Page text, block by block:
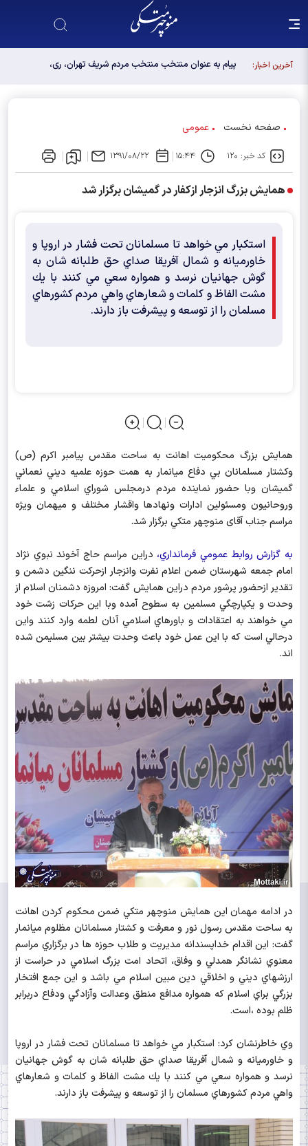
آخرین اخبار:
پیام به عنوان منتخب منتخب مردم شریف تهران، ری،
صفحه نخست عمومی
کد خبر: ۱۲۰ ۱۵:۴۴ ۱۳۹۱/۰۸/۲۲
همايش بزرگ انزجار ازكفار در گميشان برگزار شد
استكبار مي خواهد تا مسلمانان تحت فشار در اروپا و
خاورميانه و شمال آفريقا صداي حق طلبانه شان به
گوش جهانيان نرسد و همواره سعي مي كنند با يك
مشت الفاظ و كلمات و شعارهاي واهي مردم كشورهاي
مسلمان را از توسعه و پيشرفت باز دارند.
همايش بزرگ محكوميت اهانت به ساحت مقدس پيامبر اكرم (ص)
وكشتار مسلمانان بي دفاع ميانمار به همت حوزه علميه ديني نعماني
گميشان وبا حضور نماينده مردم درمجلس شوراي اسلامي و علماء
وروحانيون ومسئولين ادارات ونهادها واقشار مختلف و میهمان ويژه
مراسم جناب آقای منوچهر متكي برگزار شد.
به گزارش روابط عمومي فرمانداري، دراين مراسم حاج آخوند نبوي نژاد
امام جمعه شهرستان ضمن اعلام نفرت وانزجار ازحركت ننگين دشمن و
تقدير ازحضور پرشور مردم دراين همايش گفت: امروزه دشمنان اسلام از
وحدت و يكپارچگي مسلمين به سطوح آمده وبا اين حركات زشت خود
مي خواهند به اعتقادات و باورهاي اسلامي آنان لطمه وارد كنند واين
درحالي است كه با اين عمل خود باعث وحدت بيشتر بين مسليمن شده
اند.
در ادامه مهمان اين همايش منوچهر متكي ضمن محكوم كردن اهانت
به ساحت مقدس رسول نور و معرفت و كشتار مسلمانان مظلوم ميانمار
گفت: اين اقدام خداپسندانه مديريت و طلاب حوزه ها در برگزاري مراسم
معنوي نشانگر همدلي و وفاق، اتحاد امت بزرگ اسلامي در حراست از
ارزشهاي ديني و اخلاقي دين مبين اسلام مي باشد و اين جمع افتخار
بزرگي براي اسلام كه همواره مدافع منطق وعدالت وآزادگي ودفاع دربرابر
ظلم بوده ،است.
وي خاطرنشان كرد: استكبار مي خواهد تا مسلمانان تحت فشار در اروپا
و خاورميانه و شمال آفريقا صداي حق طلبانه شان به گوش جهانيان
نرسد و همواره سعي مي كنند با يك مشت الفاظ و كلمات و شعارهاي
واهي مردم كشورهاي مسلمان را از توسعه و پيشرفت باز دارند.